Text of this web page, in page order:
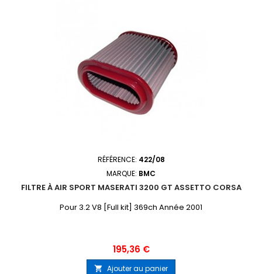
RÉFÉRENCE: 422/08
MARQUE: BMC
FILTRE À AIR SPORT MASERATI 3200 GT ASSETTO CORSA
Pour 3.2 V8 [Full kit] 369ch Année 2001
Prix
195,36 €
 Ajouter au panier